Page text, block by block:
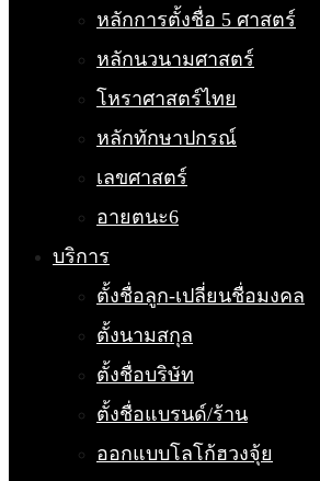
หลักการตั้งชื่อ 5 ศาสตร์
หลักนวนามศาสตร์
โหราศาสตร์ไทย
หลักทักษาปกรณ์
เลขศาสตร์
อายตนะ6
บริการ
ตั้งชื่อลูก-เปลี่ยนชื่อมงคล
ตั้งนามสกุล
ตั้งชื่อบริษัท
ตั้งชื่อแบรนด์/ร้าน
ออกแบบโลโก้ฮวงจุ้ย